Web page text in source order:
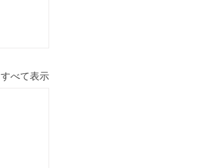
すべて表示